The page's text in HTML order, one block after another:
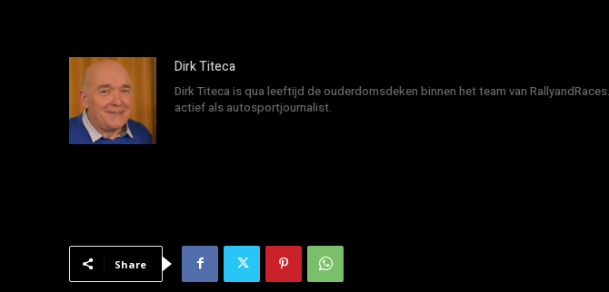
Dirk Titeca
Dirk Titeca is qua leeftijd de ouderdomsdeken binnen het team van
actief als autosportjournalist.
Share